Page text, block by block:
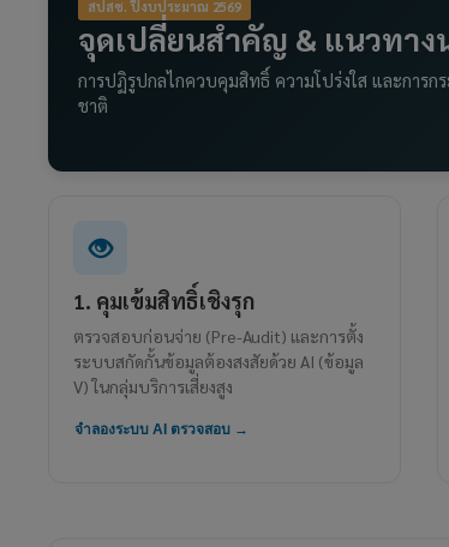
สปสช. ปีงบประมาณ 2569
จุดเปลี่ยนสำคัญ & แนวทาง
การปฏิรูปกลไกควบคุมสิทธิ์ ความโปร่งใส และการ
ชาติ
1. คุมเข้มสิทธิ์เชิงรุก
ตรวจสอบก่อนจ่าย (Pre-Audit) และการตั้ง
ระบบสกัดกั้นข้อมูลต้องสงสัยด้วย AI (ข้อมูล
V) ในกลุ่มบริการเสี่ยงสูง
จำลองระบบ AI ตรวจสอบ →